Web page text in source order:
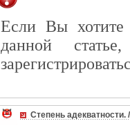
Eсли Вы хотите
данной
Степень адекватности.